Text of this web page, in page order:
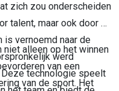
zich zou onderscheiden
talent, maar ook door de
is vernoemd naar de
werd
technologie speelt
alleen op het winnen
van een
van de sport. Het